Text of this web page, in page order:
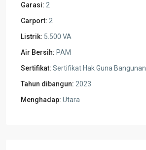
Garasi: 2
Carport: 2
Listrik: 5.500 VA
Air Bersih: PAM
Sertifikat: Sertifikat Hak Guna Bangunan
Tahun dibangun: 2023
Menghadap: Utara